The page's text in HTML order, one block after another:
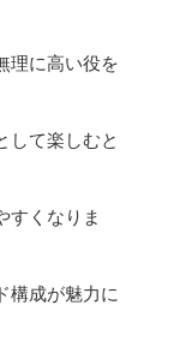
理に高い役を
して楽しむと
すくなりま
構成が魅力に